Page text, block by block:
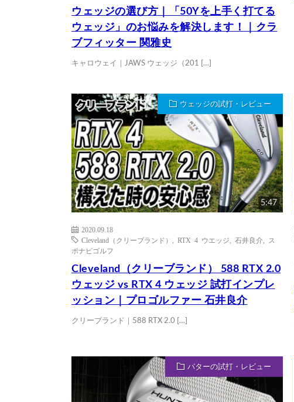
ウェッジの選び方｜「50Yを上手く打てる
ウェッジ」のお悩みを解決します！｜クラ
ブフィッター 関雅史
キャロウェイ｜JAWS ウェッジ（201 […]
ウェッジの試打・レビュー
5:47
2020.09.18
Cleveland（クリーブランド）
RTX 4 ウエッジ 石井良介
ス
ポナビゴルフ
Cleveland（クリーブランド） 588 RTX 2.0
ウェッジ vs RTX 4 ウェッジ 試打インプレ
ッション｜プロゴルファー 石井良介
クリーブランド｜588 RTX 2.0 […]
パターの試打・レビュー